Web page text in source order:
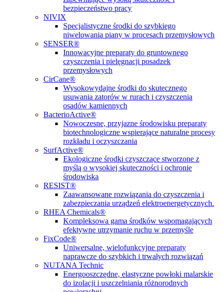
bezpieczeństwo pracy
NIVIX
Specjalistyczne środki do szybkiego
niwelowania piany w procesach przemysłowych
SENSER®
Innowacyjne preparaty do gruntownego
czyszczenia i pielęgnacji posadzek
przemysłowych
CirCane®
Wysokowydajne środki do skutecznego
usuwania zatorów w rurach i czyszczenia
osadów kamiennych
BacterioActive®
Nowoczesne, przyjazne środowisku preparaty
biotechnologiczne wspierające naturalne procesy
rozkładu i oczyszczania
SurfActive®
Ekologiczne środki czyszczące stworzone z
myślą o wysokiej skuteczności i ochronie
środowiska
RESIST®
Zaawansowane rozwiązania do czyszczenia i
zabezpieczania urządzeń elektroenergetycznych.
RHEA Chemicals®
Kompleksowa gama środków wspomagających
efektywne utrzymanie ruchu w przemyśle
FixCode®
Uniwersalne, wielofunkcyjne preparaty
naprawcze do szybkich i trwałych rozwiązań
NUTANA Technic
Energooszczędne, elastyczne powłoki malarskie
do izolacji i uszczelniania różnorodnych